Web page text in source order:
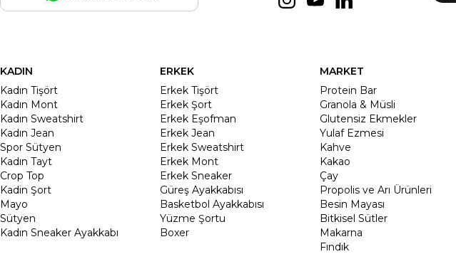
KADIN
Kadın Tişört
Kadın Mont
Kadın Sweatshirt
Kadın Jean
Spor Sütyen
Kadın Tayt
Crop Top
Kadin Şort
Mayo
Sütyen
Kadın Sneaker Ayakkabı
ERKEK
Erkek Tişört
Erkek Şort
Erkek Eşofman
Erkek Jean
Erkek Sweatshirt
Erkek Mont
Erkek Sneaker
Güreş Ayakkabısı
Basketbol Ayakkabısı
Yüzme Şortu
Boxer
MARKET
Protein Bar
Granola & Müsli
Glutensiz Ekmekler
Yulaf Ezmesi
Kahve
Kakao
Çay
Propolis ve Arı Ürünleri
Besin Mayası
Bitkisel Sütler
Makarna
Fındık